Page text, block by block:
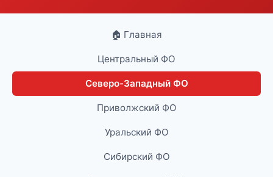
🏠 Главная
Центральный ФО
Северо-Западный ФО
Приволжский ФО
Уральский ФО
Сибирский ФО